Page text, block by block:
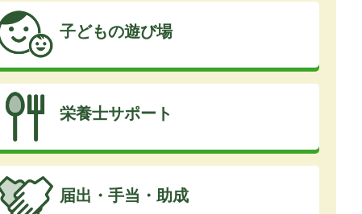
子どもの遊び場
栄養士サポート
届出・手当・助成